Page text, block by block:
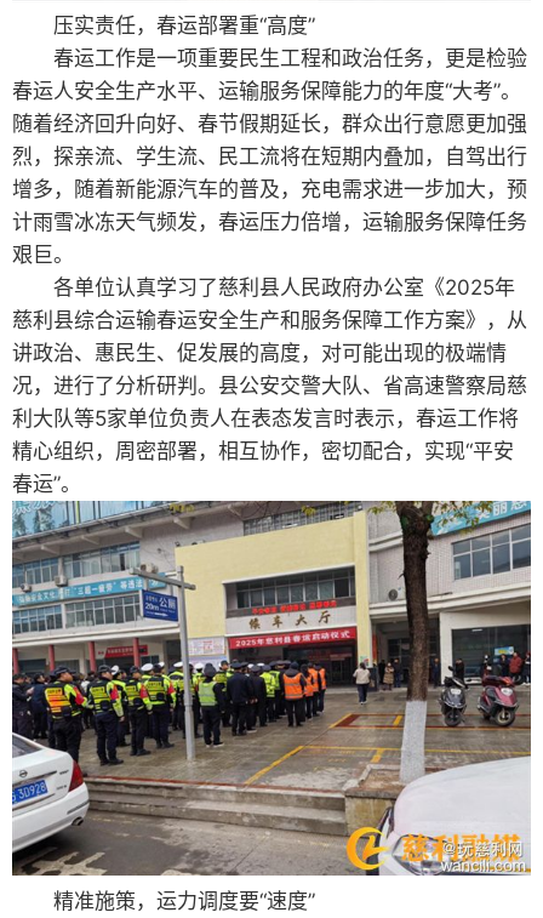
压实责任，春运部署重“高度”
春运工作是一项重要民生工程和政治任务，更是检验
春运人安全生产水平、运输服务保障能力的年度“大考”。
随着经济回升向好、春节假期延长，群众出行意愿更加强
烈，探亲流、学生流、民工流将在短期内叠加，自驾出行
增多，随着新能源汽车的普及，充电需求进一步加大，预
计雨雪冰冻天气频发，春运压力倍增，运输服务保障任务
艰巨。
各单位认真学习了慈利县人民政府办公室《2025年
慈利县综合运输春运安全生产和服务保障工作方案》，从
讲政治、惠民生、促发展的高度，对可能出现的极端情
况，进行了分析研判。县公安交警大队、省高速警察局慈
利大队等5家单位负责人在表态发言时表示，春运工作将
精心组织，周密部署，相互协作，密切配合，实现“平安
春运”。
精准施策，运力调度要“速度”